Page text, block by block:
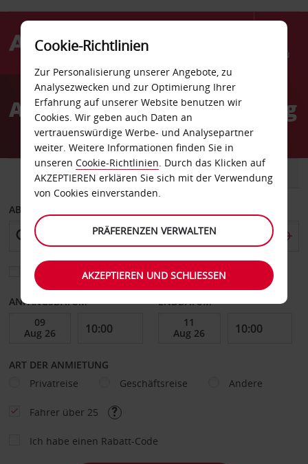
Menü
AvisAutovermietung Gangdong
FAHRZEUG TRANSPORTER
ABHOLEN VON
Eine andere Rückgabestation auswählen
ANFANGSDATUM ENDDATUM
ART DER ANMIETUNG
Privatreise
Geschäftsreise Andere
Fahrer über 25
Ich habe einen Rabatt-Code
Cookie-Richtlinien
Zur Personalisierung unserer Angebote, zu
Analysezwecken und zur Optimierung Ihrer
Erfahrung auf unserer Website benutzen wir
Cookies. Wir geben auch Daten an
vertrauenswürdige Werbe- und Analysepartner
weiter. Weitere Informationen finden Sie in
unseren Cookie-Richtlinien. Durch das Klicken auf
AKZEPTIEREN erklären Sie sich mit der Verwendung
von Cookies einverstanden.
PRÄFERENZEN VERWALTEN
AKZEPTIEREN UND SCHLIESSEN